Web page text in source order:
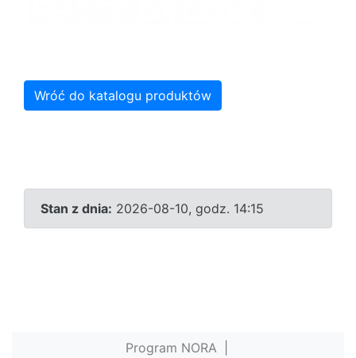
Wróć do katalogu produktów
Stan z dnia: 2026-08-10, godz. 14:15
Program NORA